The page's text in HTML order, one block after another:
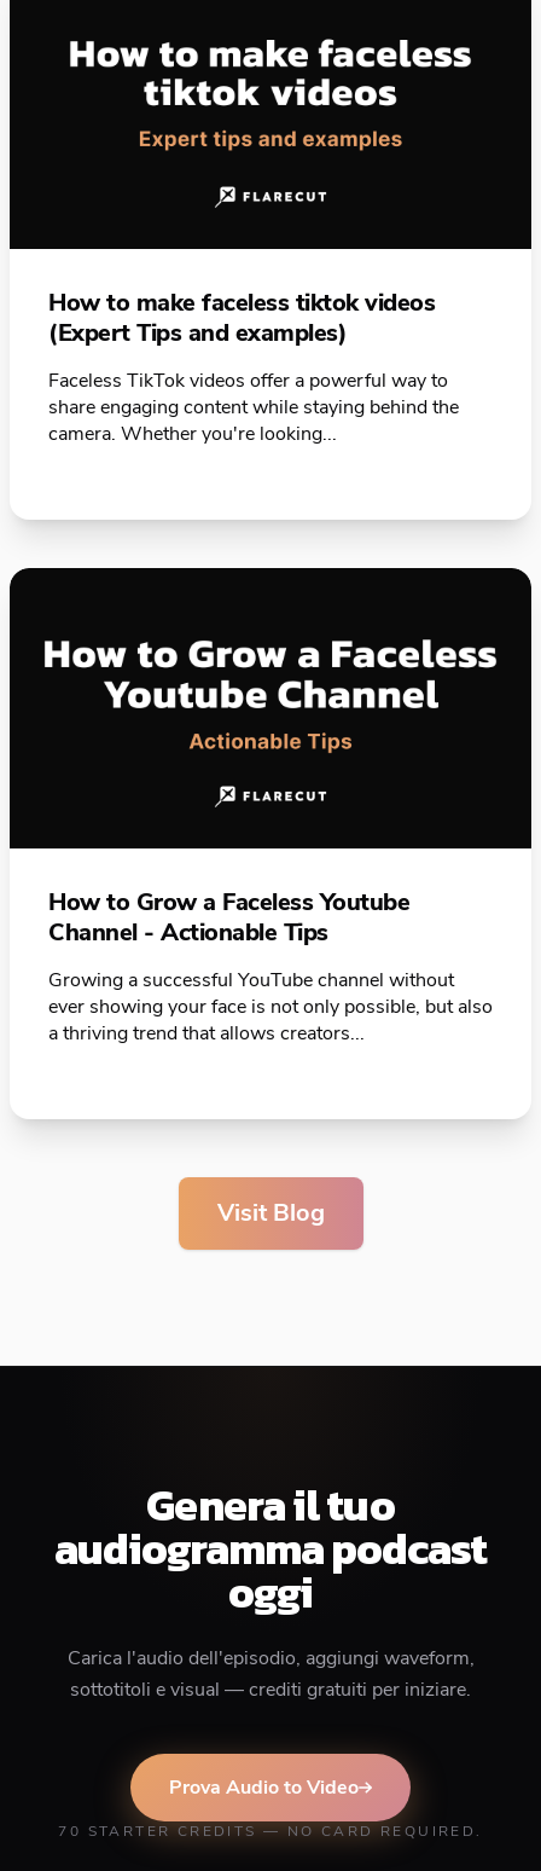
How to make faceless tiktok videos
(Expert Tips and examples)
Faceless TikTok videos offer a powerful way to
share engaging content while staying behind the
camera. Whether you're looking...
How to Grow a Faceless Youtube
Channel - Actionable Tips
Growing a successful YouTube channel without
ever showing your face is not only possible, but also
a thriving trend that allows creators...
Visit Blog
Genera il tuo
audiogramma podcast
oggi
Carica l'audio dell'episodio, aggiungi waveform,
sottotitoli e visual — crediti gratuiti per iniziare.
Prova Audio to Video
70 STARTER CREDITS — NO CARD REQUIRED.